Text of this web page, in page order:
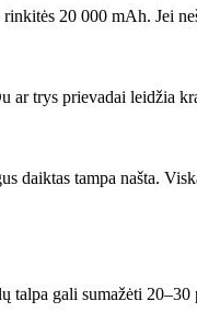
20 000 mAh. Jei
trys prievadai leidžia
daiktas tampa našta.
gali sumažėti